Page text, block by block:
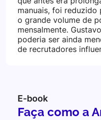
manuais, foi reduzido
o grande volume de
mensalmente.
poderia ser ainda
de recrutadores
E-book
Faça como a